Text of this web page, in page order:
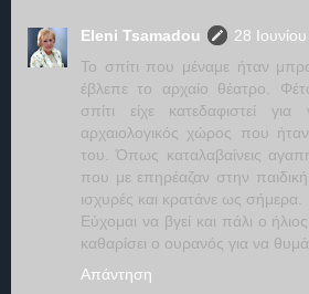
Eleni Tsamadou
28
Το σπίτι που μέναμε ήταν
έβλεπε το αρχαίο θέατρο.
σπίτι είχε κατεδαφιστεί
αρχαιολογικός χώρος που
του. Όπως καταλαβαίνεις
που με επηρέαζαν στην
ισχυρές και κρατάνε ως σήμερα.
Εύχομαι να βγεί και πάλι ο
καθαρίσει ο ουρανός για να
Απάντηση